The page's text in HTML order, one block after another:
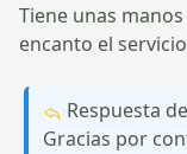
Tiene unas
encanto el
Respuesta de
Gracias por